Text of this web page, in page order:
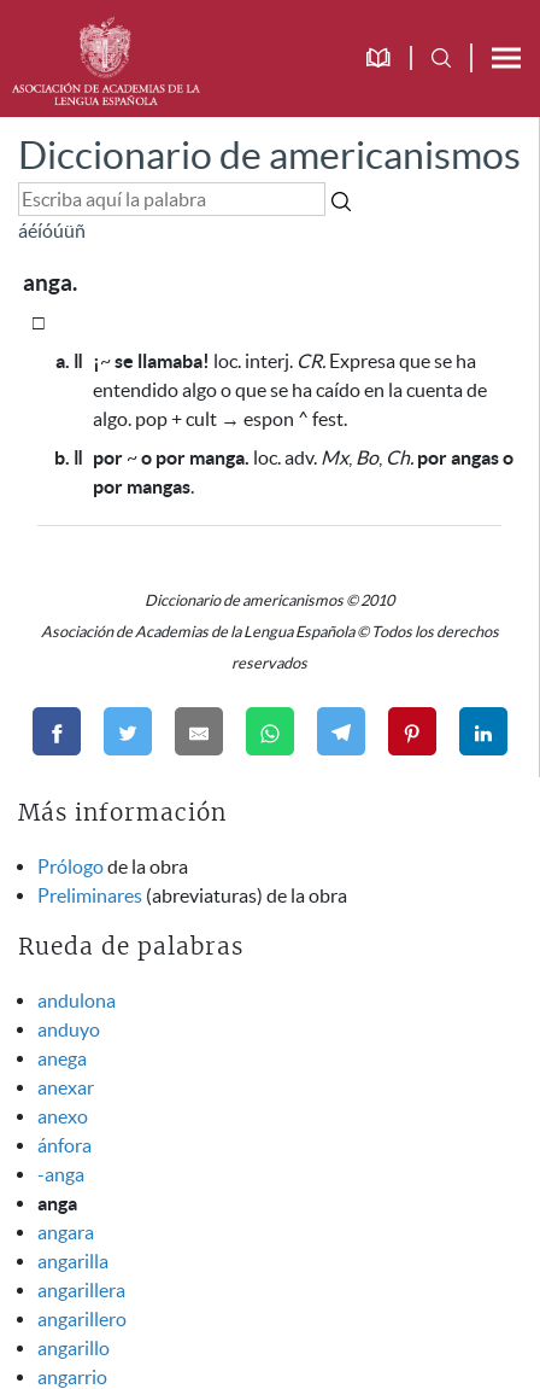
Diccionario de americanismos
áéíóúüñ
anga.
□
a. ǁ ¡~se llamaba! loc. interj. CR. Expresa que se ha
entendido algo o que se ha caído en la cuenta de
algo. pop + cult → espon ^ fest.
b. ǁ por ~o por manga. loc. adv. Mx, Bo, Ch. por angas o
por mangas.
Diccionario de americanismos © 2010
Asociación de Academias de la Lengua Española © Todos los derechos
reservados
Más información
Prólogode la obra
Preliminares (abreviaturas) de la obra
Rueda de palabras
andulona
anduyo
anega
anexar
anexo
ánfora
-anga
anga
angara
angarilla
angarillera
angarillero
angarillo
angarrio